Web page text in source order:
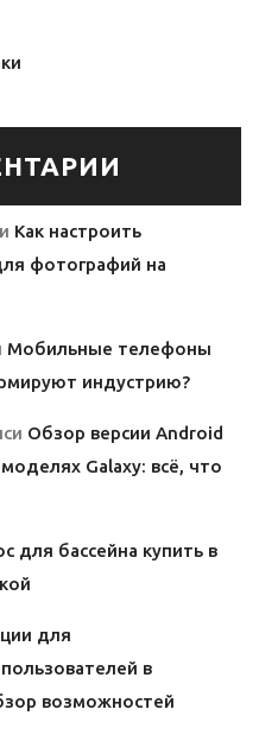
Как настроить
фотографий на
Мобильные телефоны
индустрию?
Обзор версии Android
Galaxy: всё, что
для бассейна купить в
для
в
возможностей